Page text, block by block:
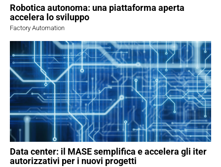
Robotica autonoma: una piattaforma aperta
accelera lo sviluppo
Factory Automation
Data center: il MASE semplifica e accelera gli iter
autorizzativi per i nuovi progetti